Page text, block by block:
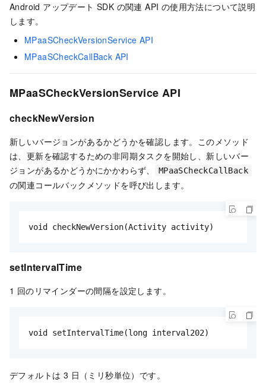
Android アップデート SDK の関連 API の使用方法について説明
します。
MPaaSCheckVersionService API
MPaaSCheckCallBack API
MPaaSCheckVersionService API
checkNewVersion
新しいバージョンがあるかどうかを確認します。このメソッド
は、更新を確認するための非同期タスクを開始し、新しいバー
ジョンがあるかどうかにかかわらず、
MPaaSCheckCallBack
の関連コールバックメソッドを呼び出します。
void checkNewVersion(Activity activity)
setIntervalTime
1 回のリマインダーの間隔を設定します。
void setIntervalTime(long interval202)
デフォルトは 3 日（ミリ秒単位）です。